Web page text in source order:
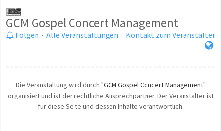
GCM Gospel Concert Management
Folgen · Alle Veranstaltungen · Kontakt zum Veranstalter
Die Veranstaltung wird durch "GCM Gospel Concert Management"
organisiert und ist der rechtliche Ansprechpartner. Der Veranstalter ist
für diese Seite und dessen Inhalte verantwortlich.